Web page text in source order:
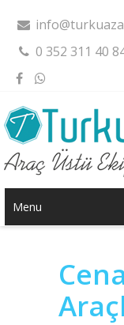
0 352 311 40
Menu